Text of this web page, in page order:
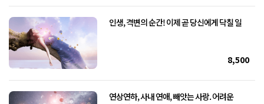
인생, 격변의 순간! 이제 곧 당신에게 닥칠 일
8,500
연상연하, 사내 연애, 빼앗는 사랑. 어려운